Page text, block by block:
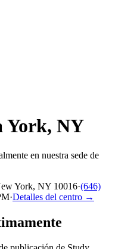
York, NY
en nuestra sede de
York, NY 10016·(646)
·Detalles del centro →